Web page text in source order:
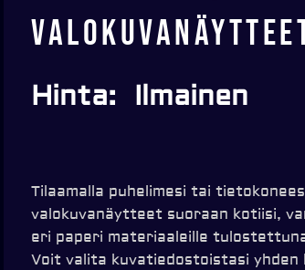
Hinta: Ilmainen
Tilaamalla puhelimesi tai
valokuvanäytteet suoraan kotiisi,
eri paperi materiaaleille
Voit valita kuvatiedostoistasi